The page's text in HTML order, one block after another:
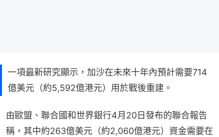
一項最新研究顯示，加沙在未來十年內預計需要714
億美元（約5,592億港元）用於戰後重建。
由歐盟、聯合國和世界銀行4月20日發布的聯合報告
稱，其中約263億美元（約2,060億港元）資金需要在